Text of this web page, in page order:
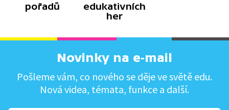
pořadů
edukativních
her
Novinky na e-mail
Pošleme vám, co nového se děje ve světě edu.
Nová videa, témata, funkce a další.